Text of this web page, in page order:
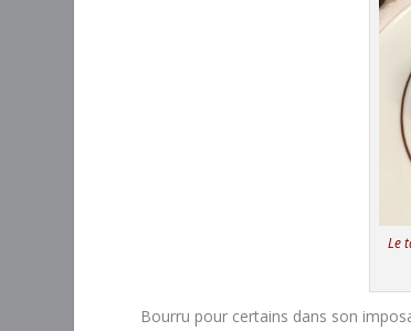
Le
Bourru pour certains dans son